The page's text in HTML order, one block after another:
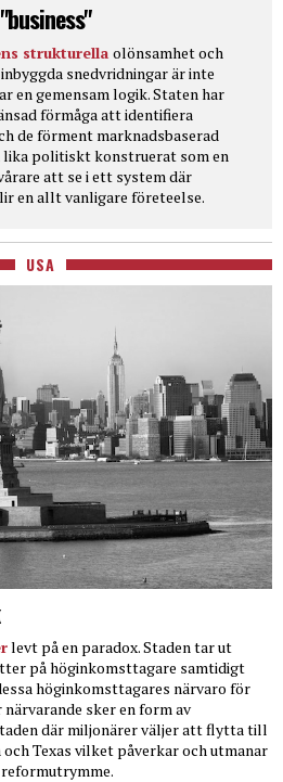
strukturella olönsamhet och
snedvridningar är inte
en gemensam logik. Staten har
förmåga att identifiera
de förment marknadsbaserad
lika politiskt konstruerat som en
att se i ett system där
en allt vanligare företeelse.
USA
levt på en paradox. Staden tar ut
på höginkomsttagare samtidigt
höginkomsttagares närvaro för
sker en form av
där miljonärer väljer att flytta till
Texas vilket påverkar och utmanar